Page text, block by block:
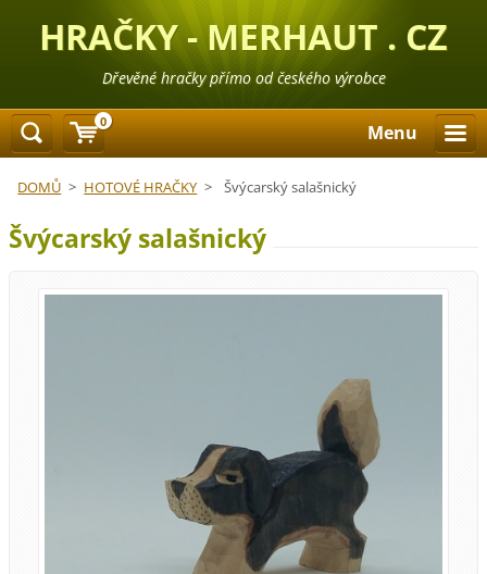
HRAČKY - MERHAUT . CZ
Dřevěné hračky přímo od českého výrobce
Menu
DOMŮ > HOTOVÉ HRAČKY > Švýcarský salašnický
Švýcarský salašnický
0